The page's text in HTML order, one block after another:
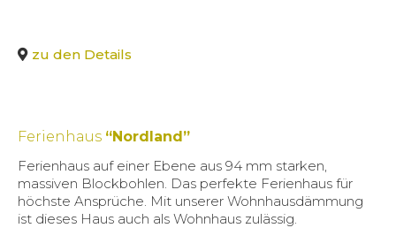
zu den Details
Ferienhaus “Nordland”
Ferienhaus auf einer Ebene aus 94 mm starken,
massiven Blockbohlen. Das perfekte Ferienhaus für
höchste Ansprüche. Mit unserer Wohnhausdämmung
ist dieses Haus auch als Wohnhaus zulässig.